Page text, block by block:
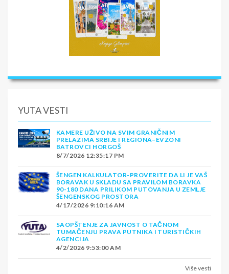
YUTA VESTI
KAMERE UŽIVO NA SVIM GRANIČNIM
PRELAZIMA SRBIJE I REGIONA–EVZONI
BATROVCI HORGOŠ
8/7/2026 12:35:17 PM
ŠENGEN KALKULATOR-PROVERITE DA LI JE VAŠ
BORAVAK U SKLADU SA PRAVILOM BORAVKA
90-180 DANA PRILIKOM PUTOVANJA U ZEMLJE
ŠENGENSKOG PROSTORA
4/17/2026 9:10:16 AM
SAOPŠTENJE ZA JAVNOST O TAČNOM
TUMAČENJU PRAVA PUTNIKA I TURISTIČKIH
AGENCIJA
4/2/2026 9:53:00 AM
Više vesti